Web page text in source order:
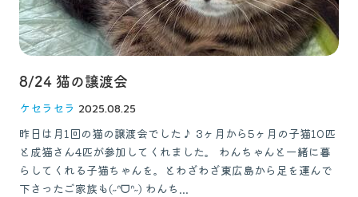
8/24 猫の譲渡会
ケセラセラ 2025.08.25
昨日は月1回の猫の譲渡会でした♪ 3ヶ月から5ヶ月の子猫10匹
と成猫さん4匹が参加してくれました。 わんちゃんと一緒に暮
らしてくれる子猫ちゃんを。とわざわざ東広島から足を運んで
下さったご家族も(˶ᐢᗜᐢ˶) わんち...